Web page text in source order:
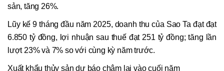
sản, tăng 26%.
Lũy kế 9 tháng đầu năm 2025, doanh thu của Sao Ta đạt đạt
6.850 tỷ đồng, lợi nhuận sau thuế đạt 251 tỷ đồng; tăng lần
lượt 23% và 7% so với cùng kỳ năm trước.
Xuất khẩu thủy sản dự báo chậm lại vào cuối năm